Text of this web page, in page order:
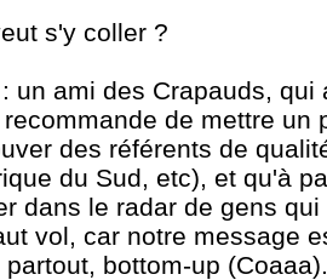
s'y coller ?
un ami des Crapauds,
de mettre un
des référents de
du Sud, etc), et qu'à
dans le radar de gens
vol, car notre message
partout, bottom-up